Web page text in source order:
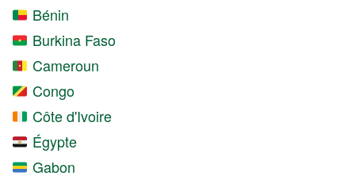
Bénin
Burkina Faso
Cameroun
Congo
Côte d'Ivoire
Égypte
Gabon